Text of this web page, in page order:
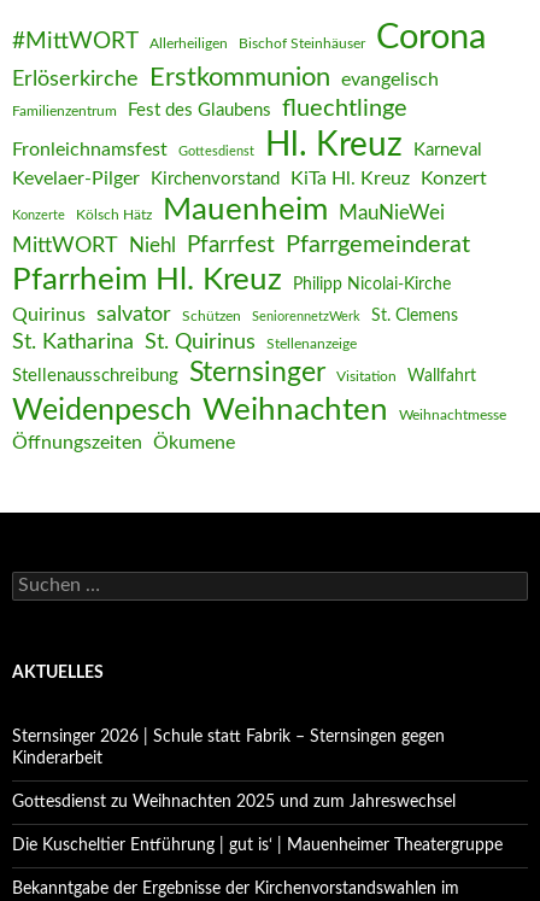
#MittWORT Allerheiligen Bischof Steinhäuser Corona
Erlöserkirche Erstkommunion evangelisch
Familienzentrum Fest des Glaubens fluechtlinge
Fronleichnamsfest Gottesdienst Hl. Kreuz Karneval
Kevelaer-Pilger Kirchenvorstand KiTa Hl. Kreuz Konzert
Konzerte Kölsch Hätz Mauenheim MauNieWei
MittWORT Niehl Pfarrfest Pfarrgemeinderat
Pfarrheim Hl. Kreuz Philipp Nicolai-Kirche
Quirinus salvator Schützen SeniorennetzWerk St. Clemens
St. Katharina St. Quirinus Stellenanzeige
Stellenausschreibung Sternsinger Visitation Wallfahrt
Weidenpesch Weihnachten Weihnachtmesse
Öffnungszeiten Ökumene
Suchen
nach:
AKTUELLES
Sternsinger 2026 | Schule statt Fabrik – Sternsingen gegen
Kinderarbeit
Gottesdienst zu Weihnachten 2025 und zum Jahreswechsel
Die Kuscheltier Entführung | gut is‘ | Mauenheimer Theatergruppe
Bekanntgabe der Ergebnisse der Kirchenvorstandswahlen im